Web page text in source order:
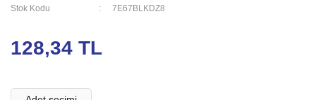
Stok Kodu
7E67BLKDZ8
128,34 TL